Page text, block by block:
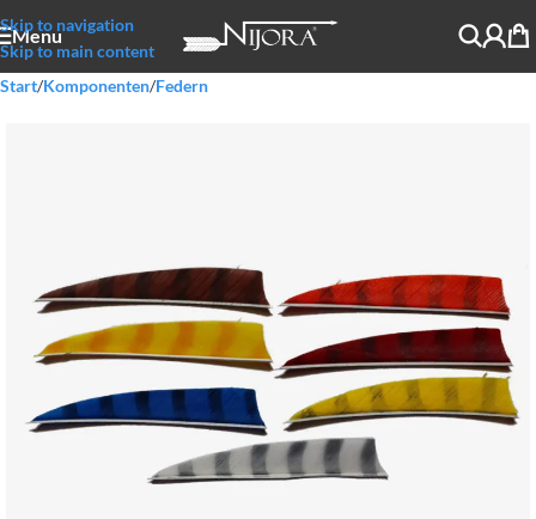
Skip to navigation
Skip to main content
Menu
Start/Komponenten/Federn